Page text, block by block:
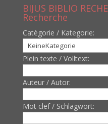
BIJUS BIBLIO
Recherche
Catègorie / Kategorie:
Plein texte / Volltext:
Auteur / Autor:
Mot clef / Schlagwort: